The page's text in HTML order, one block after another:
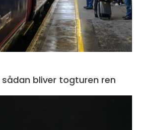
sådan bliver togturen ren